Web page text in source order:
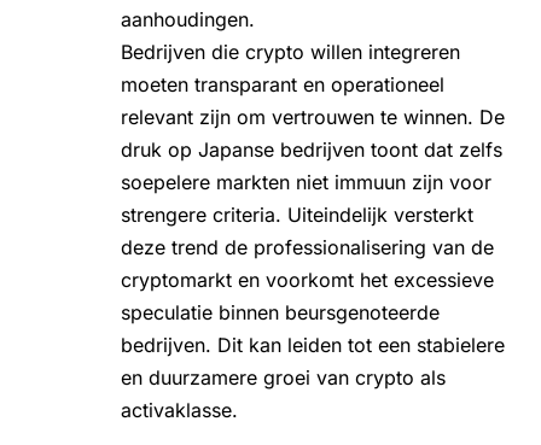
aanhoudingen.
Bedrijven die crypto willen integreren
moeten transparant en operationeel
relevant zijn om vertrouwen te winnen. De
druk op Japanse bedrijven toont dat zelfs
soepelere markten niet immuun zijn voor
strengere criteria. Uiteindelijk versterkt
deze trend de professionalisering van de
cryptomarkt en voorkomt het excessieve
speculatie binnen beursgenoteerde
bedrijven. Dit kan leiden tot een stabielere
en duurzamere groei van crypto als
activaklasse.